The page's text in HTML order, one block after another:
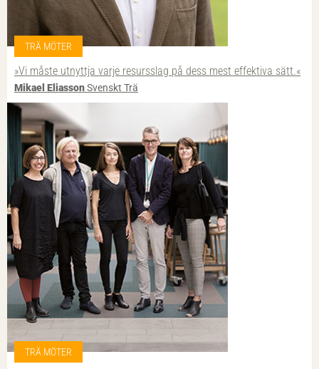
TRÄ MÖTER
»Vi måste utnyttja varje resursslag på dess mest effektiva sätt.«
Mikael EliassonSvenskt Trä
TRÄ MÖTER